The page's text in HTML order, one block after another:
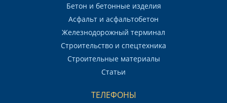
Бетон и бетонные изделия
Асфальт и асфальтобетон
Железнодорожный терминал
Строительство и спецтехника
Строительные материалы
Статьи
ТЕЛЕФОНЫ